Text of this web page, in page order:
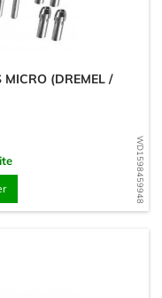
WD1598459948
MICRO (DREMEL /